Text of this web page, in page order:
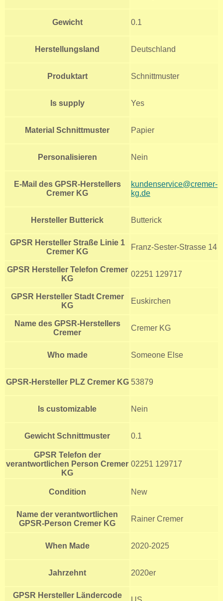
Gewicht 0.1
Herstellungsland Deutschland
Produktart Schnittmuster
Is supply Yes
Material Schnittmuster Papier
Personalisieren Nein
E-Mail des GPSR-Herstellers
Cremer KG
kundenservice@cremer-
kg.de
Hersteller Butterick Butterick
GPSR Hersteller Straße Linie 1
Cremer KG
Franz-Sester-Strasse 14
GPSR Hersteller Telefon Cremer
KG
02251 129717
GPSR Hersteller Stadt Cremer
KG
Euskirchen
Name des GPSR-Herstellers
Cremer
Cremer KG
Who made Someone Else
GPSR-Hersteller PLZ Cremer KG 53879
Is customizable Nein
Gewicht Schnittmuster 0.1
GPSR Telefon der
verantwortlichen Person Cremer
KG
02251 129717
Condition New
Name der verantwortlichen
GPSR-Person Cremer KG
Rainer Cremer
When Made 2020-2025
Jahrzehnt 2020er
GPSR Hersteller Ländercode